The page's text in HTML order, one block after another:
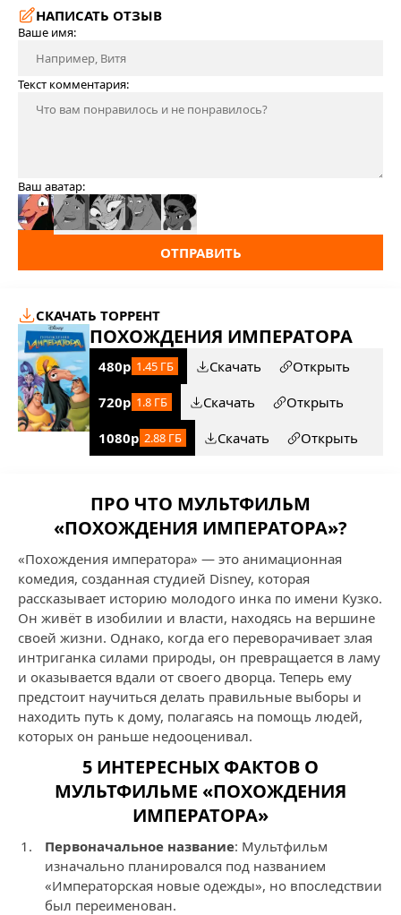
НАПИСАТЬ ОТЗЫВ
Ваше имя:
Текст комментария:
Ваш аватар:
ОТПРАВИТЬ
СКАЧАТЬ ТОРРЕНТ
ПОХОЖДЕНИЯ ИМПЕРАТОРА
480p 1.45 ГБ Скачать
Открыть
720p 1.8 ГБ Скачать
Открыть
1080p 2.88 ГБ Скачать Открыть
ПРО ЧТО МУЛЬТФИЛЬМ
«ПОХОЖДЕНИЯ ИМПЕРАТОРА»?
«Похождения императора» — это анимационная
комедия, созданная студией Disney, которая
рассказывает историю молодого инка по имени Кузко.
Он живёт в изобилии и власти, находясь на вершине
своей жизни. Однако, когда его переворачивает злая
интриганка силами природы, он превращается в ламу
и оказывается вдали от своего дворца. Теперь ему
предстоит научиться делать правильные выборы и
находить путь к дому, полагаясь на помощь людей,
которых он раньше недооценивал.
5 ИНТЕРЕСНЫХ ФАКТОВ О
МУЛЬТФИЛЬМЕ «ПОХОЖДЕНИЯ
ИМПЕРАТОРА»
Первоначальное название: Мультфильм
изначально планировался под названием
«Императорская новые одежды», но впоследствии
был переименован.